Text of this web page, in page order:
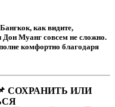
как видите,
Дон Муанг совсем не сложно.
комфортно благодаря
СОХРАНИТЬ ИЛИ